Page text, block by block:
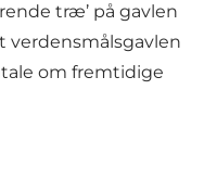
træ’ på gavlen
verdensmålsgavlen
om fremtidige